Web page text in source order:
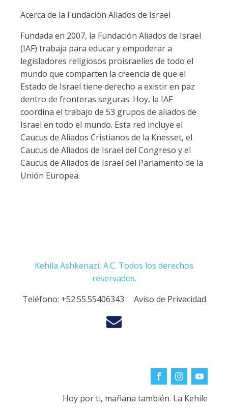
Acerca de la Fundación Aliados de Israel
Fundada en 2007, la Fundación Aliados de Israel
(IAF) trabaja para educar y empoderar a
legisladores religiosos proisraelíes de todo el
mundo que comparten la creencia de que el
Estado de Israel tiene derecho a existir en paz
dentro de fronteras seguras. Hoy, la IAF
coordina el trabajo de 53 grupos de aliados de
Israel en todo el mundo. Esta red incluye el
Caucus de Aliados Cristianos de la Knesset, el
Caucus de Aliados de Israel del Congreso y el
Caucus de Aliados de Israel del Parlamento de la
Unión Europea.
Kehila Ashkenazi, A.C. Todos los derechos
reservados.
Teléfono: +52.55.55406343 Aviso de Privacidad
Hoy por ti, mañana también. La Kehile